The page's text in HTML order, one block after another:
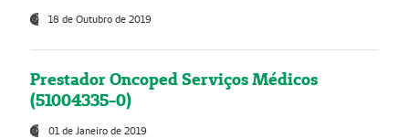
18 de Outubro de 2019
Prestador Oncoped Serviços Médicos
(51004335-0)
01 de Janeiro de 2019